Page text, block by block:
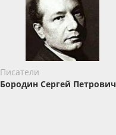
Писатели
Бородин Сергей Петрович